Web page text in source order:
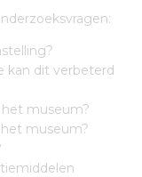
kan dit verbeterd
museum?
museum?